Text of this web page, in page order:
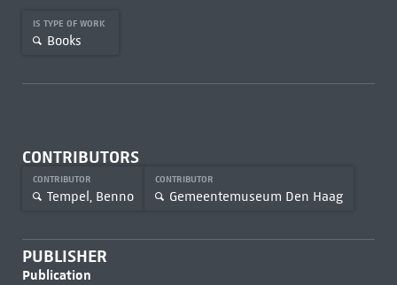
IS TYPE OF WORK
Books
CONTRIBUTORS
CONTRIBUTOR
Tempel, Benno
CONTRIBUTOR
Gemeentemuseum Den Haag
PUBLISHER
Publication